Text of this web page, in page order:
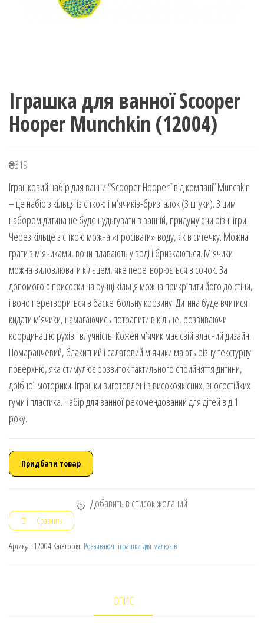
Іграшка для ванної Scooper
Hooper Munchkin (12004)
₴319
Іграшковий набір для ванни “Scooper Hooper” від компанії Munchkin
– це набір з кільця із сіткою і м’ячиків-бризгалок (3 штуки). З цим
набором дитина не буде нудьгувати в ванній, придумуючи різні ігри.
Через кільце з сіткою можна «просівати» воду, як в ситечку. Можна
грати з м’ячиками, вони плавають у воді і бризкаються. М’ячики
можна виловлювати кільцем, яке перетворюється в сочок. За
допомогою присоски на ручці кільця можна прикріпити його до стіни,
і воно перетвориться в баскетбольну корзину. Дитина буде вчитися
кидати м’ячики, намагаючись потрапити в кільце, розвиваючи
координацію рухів і влучність. Кожен м’ячик має свій власний дизайн.
Помаранчевий, блакитний і салатовий м’ячики мають різну текстурну
поверхню, яка стимулює розвиток тактильного сприйняття дитини,
дрібної моторики. Іграшки виготовлені з високоякісних, зносостійких
гуми і пластика. Набір для ванної рекомендований для дітей від 1
року.
Придбати товар
Добавить в список желаний
Сравнить
Артикул: 12004 Категорія: Розвиваючі іграшки для малюків
ОПИС